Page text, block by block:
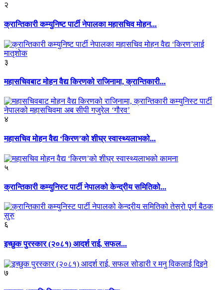
२
क्रान्तिकारी कम्युनिष्ट पार्टी नेपालका महासचिव मोहन...
३
महासचिवबाट मोहन वैद्य किरणको राजिनामा, क्रान्तिकारी...
४
महासचिव मोहन वैद्य ‘किरण’को शीघ्र स्वास्थ्यलाभको...
५
क्रान्तिकारी कम्युनिस्ट पार्टी नेपालको केन्द्रीय समितिको...
६
इच्छुक पुरस्कार (२०८१) आदर्श राई, सफल...
७